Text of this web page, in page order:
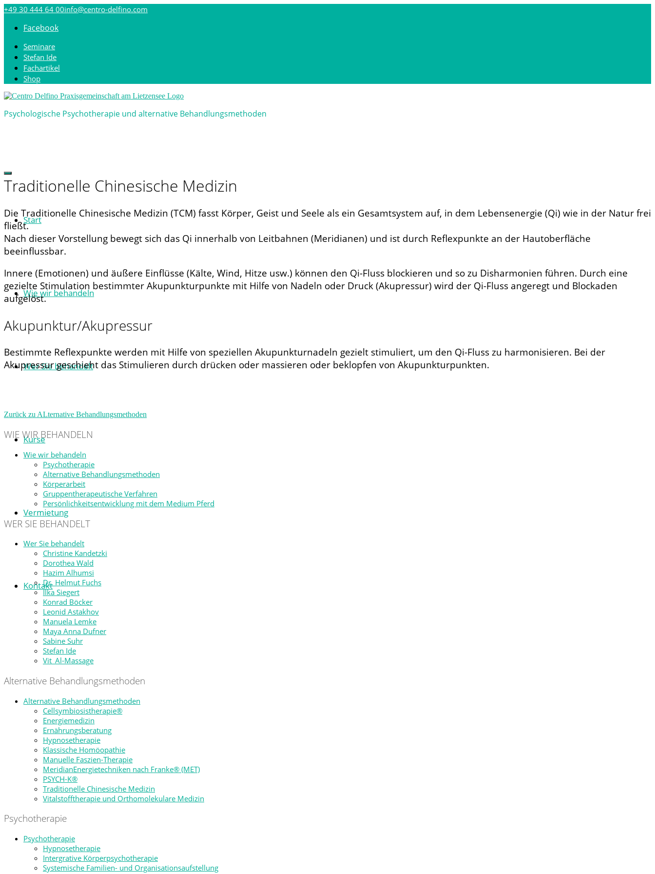
Direkt
Inhalt
+49 30 444 64 00info@centro-delfino.com
Facebook
Seminare
Stefan Ide
Fachartikel
Shop
Psychologische Psychotherapie und alternative Behandlungsmethoden
Start
Wie wir behandeln
Wer Sie behandelt
Kurse
Vermietung
Kontakt
Traditionelle Chinesische Medizin
Die Traditionelle Chinesische Medizin (TCM) fasst Körper, Geist und Seele als ein Gesamtsystem auf, in dem Lebensenergie (Qi) wie in der Natur frei
fließt.
Nach dieser Vorstellung bewegt sich das Qi innerhalb von Leitbahnen (Meridianen) und ist durch Reflexpunkte an der Hautoberfläche
beeinflussbar.
Innere (Emotionen) und äußere Einflüsse (Kälte, Wind, Hitze usw.) können den Qi-Fluss blockieren und so zu Disharmonien führen. Durch eine
gezielte Stimulation bestimmter Akupunkturpunkte mit Hilfe von Nadeln oder Druck (Akupressur) wird der Qi-Fluss angeregt und Blockaden
aufgelöst.
Akupunktur/Akupressur
Bestimmte Reflexpunkte werden mit Hilfe von speziellen Akupunkturnadeln gezielt stimuliert, um den Qi-Fluss zu harmonisieren. Bei der
Akupressur geschieht das Stimulieren durch drücken oder massieren oder beklopfen von Akupunkturpunkten.
Zurück zu ALternative Behandlungsmethoden
WIE WIR BEHANDELN
Wie wir behandeln
Psychotherapie
Alternative Behandlungsmethoden
Körperarbeit
Gruppentherapeutische Verfahren
Persönlichkeitsentwicklung mit dem Medium Pferd
WER SIE BEHANDELT
Wer Sie behandelt
Christine Kandetzki
Dorothea Wald
Hazim Alhumsi
Dr. Helmut Fuchs
Ilka Siegert
Konrad Böcker
Leonid Astakhov
Manuela Lemke
Maya Anna Dufner
Sabine Suhr
Stefan Ide
Vit_Al-Massage
Alternative Behandlungsmethoden
Alternative Behandlungsmethoden
Cellsymbiosistherapie®
Energiemedizin
Ernährungsberatung
Hypnosetherapie
Klassische Homöopathie
Manuelle Faszien-Therapie
MeridianEnergietechniken nach Franke® (MET)
PSYCH-K®
Traditionelle Chinesische Medizin
Vitalstofftherapie und Orthomolekulare Medizin
Psychotherapie
Psychotherapie
Hypnosetherapie
Intergrative Körperpsychotherapie
Systemische Familien- und Organisationsaufstellung